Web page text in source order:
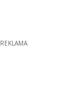
REKLAMA